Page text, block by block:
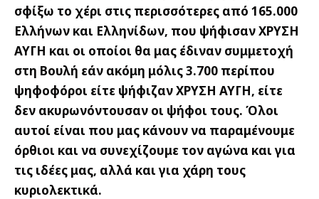
σφίξω το χέρι στις περισσότερες από 165.000
Ελλήνων και Ελληνίδων, που ψήφισαν ΧΡΥΣΗ
ΑΥΓΗ και οι οποίοι θα μας έδιναν συμμετοχή
στη Βουλή εάν ακόμη μόλις 3.700 περίπου
ψηφοφόροι είτε ψήφιζαν ΧΡΥΣΗ ΑΥΓΗ, είτε
δεν ακυρωνόντουσαν οι ψήφοι τους. Όλοι
αυτοί είναι που μας κάνουν να παραμένουμε
όρθιοι και να συνεχίζουμε τον αγώνα και για
τις ιδέες μας, αλλά και για χάρη τους
κυριολεκτικά.